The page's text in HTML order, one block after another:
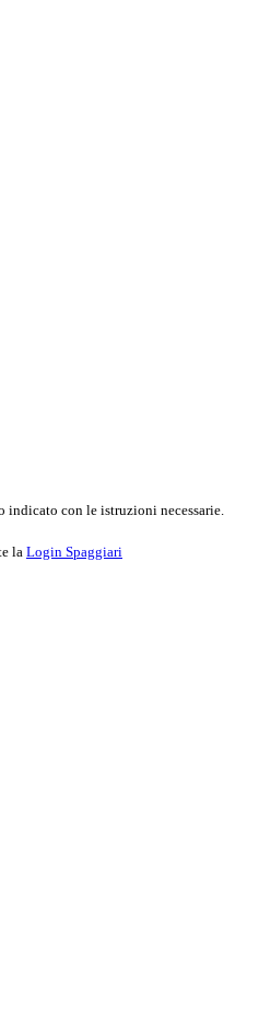
con le istruzioni necessarie.
la Login Spaggiari